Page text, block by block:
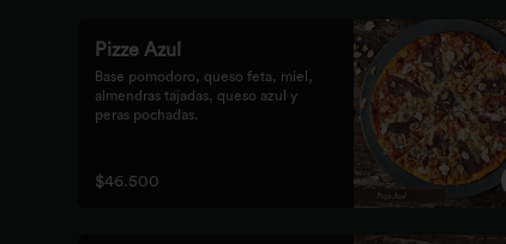
Pizze Azul
Base pomodoro, queso feta, miel,
almendras tajadas, queso azul y
peras pochadas.
$46.500